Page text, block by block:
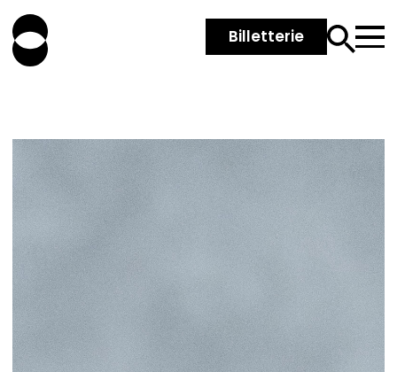
Billetterie